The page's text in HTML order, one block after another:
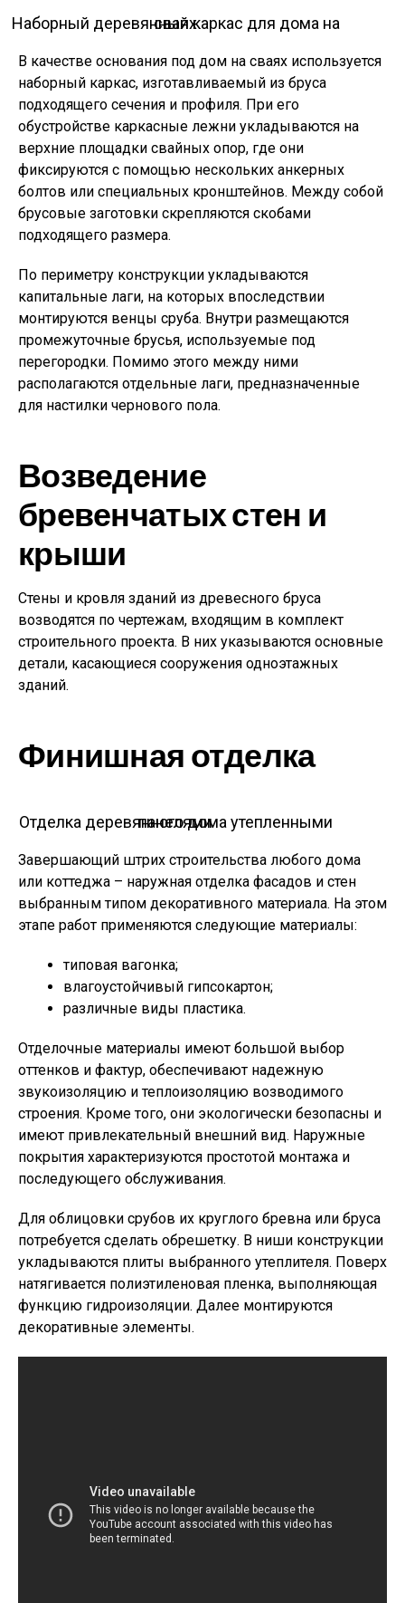
Наборный деревянный каркас для дома на сваях
В качестве основания под дом на сваях используется
наборный каркас, изготавливаемый из бруса
подходящего сечения и профиля. При его
обустройстве каркасные лежни укладываются на
верхние площадки свайных опор, где они
фиксируются с помощью нескольких анкерных
болтов или специальных кронштейнов. Между собой
брусовые заготовки скрепляются скобами
подходящего размера.
По периметру конструкции укладываются
капитальные лаги, на которых впоследствии
монтируются венцы сруба. Внутри размещаются
промежуточные брусья, используемые под
перегородки. Помимо этого между ними
располагаются отдельные лаги, предназначенные
для настилки чернового пола.
Возведение
бревенчатых стен и
крыши
Стены и кровля зданий из древесного бруса
возводятся по чертежам, входящим в комплект
строительного проекта. В них указываются основные
детали, касающиеся сооружения одноэтажных
зданий.
Финишная отделка
Отделка деревянного дома утепленными панелями
Завершающий штрих строительства любого дома
или коттеджа – наружная отделка фасадов и стен
выбранным типом декоративного материала. На этом
этапе работ применяются следующие материалы:
типовая вагонка;
влагоустойчивый гипсокартон;
различные виды пластика.
Отделочные материалы имеют большой выбор
оттенков и фактур, обеспечивают надежную
звукоизоляцию и теплоизоляцию возводимого
строения. Кроме того, они экологически безопасны и
имеют привлекательный внешний вид. Наружные
покрытия характеризуются простотой монтажа и
последующего обслуживания.
Для облицовки срубов их круглого бревна или бруса
потребуется сделать обрешетку. В ниши конструкции
укладываются плиты выбранного утеплителя. Поверх
натягивается полиэтиленовая пленка, выполняющая
функцию гидроизоляции. Далее монтируются
декоративные элементы.